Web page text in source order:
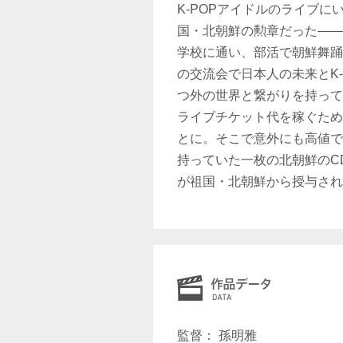
K-POPアイドルのライブに
国・北朝鮮の勲章だった——
学校に通い、部活で朝鮮舞
の交流会で日本人の未来と
つ外の世界と繋がりを持っ
ライブチケット代を稼ぐた
とに。そこで意外にも高値
持っていた一枚の北朝鮮の
が祖国・北朝鮮から授与さ
監督： 孫明雅